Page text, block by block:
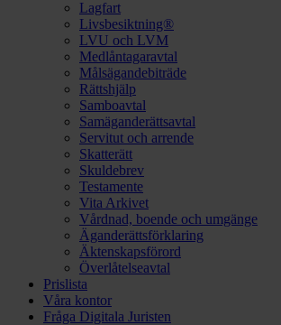
Lagfart
Livsbesiktning®
LVU och LVM
Medlåntagaravtal
Målsägandebiträde
Rättshjälp
Samboavtal
Samäganderättsavtal
Servitut och arrende
Skatterätt
Skuldebrev
Testamente
Vita Arkivet
Vårdnad, boende och umgänge
Äganderättsförklaring
Äktenskapsförord
Överlåtelseavtal
Prislista
Våra kontor
Fråga Digitala Juristen